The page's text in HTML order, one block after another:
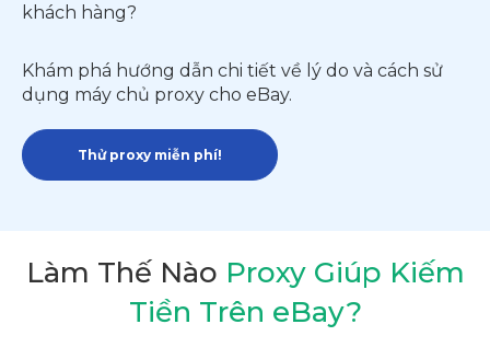
khách hàng?
Khám phá hướng dẫn chi tiết về lý do và cách sử
dụng máy chủ proxy cho eBay.
Thử proxy miễn phí!
Làm Thế Nào Proxy Giúp Kiếm
Tiền Trên eBay?